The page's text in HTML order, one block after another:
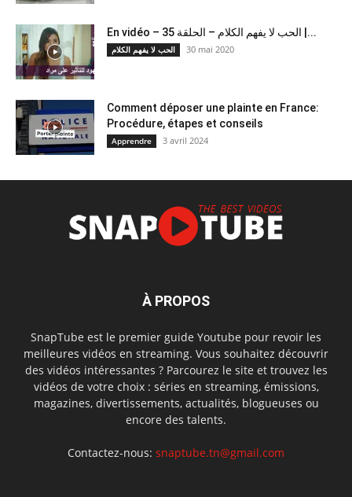
En vidéo – الحب لا يفهم الكلام – الحلقة 35 |...
الحب لا يفهم الكلام 30 mai 2020
Comment déposer une plainte en France:
Procédure, étapes et conseils
Apprendre 3 avril 2024
À PROPOS
SnapTube est le premier guide Youtube pour revoir les
meilleures vidéos en streaming. Vous souhaitez découvrir
des vidéos intéressantes ? Parcourez le site et trouvez les
vidéos de votre choix : séries en streaming, émissions,
magazines, divertissements, actualités, blogueuses ou
encore des talents.
Contactez-nous: snaptube.tn@gmail.com